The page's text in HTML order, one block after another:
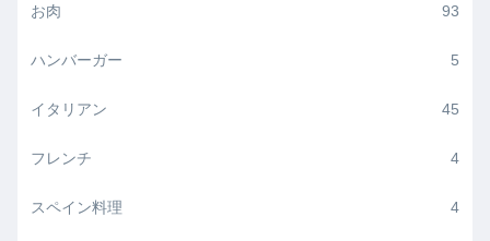
お肉 93
ハンバーガー 5
イタリアン 45
フレンチ 4
スペイン料理 4